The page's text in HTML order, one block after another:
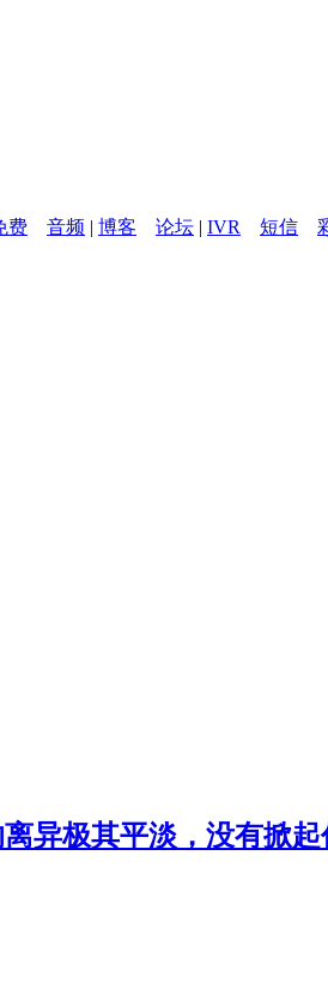
费 音频 | 博客 论坛 | IVR 短信
异极其平淡，没有掀起